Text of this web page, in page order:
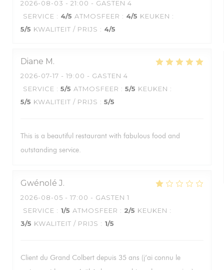
2026-08-03 - 21:00 - GASTEN 4
SERVICE : 4/5 ATMOSFEER : 4/5 KEUKEN :
5/5 KWALITEIT / PRIJS : 4/5
Diane M
2026-07-17 - 19:00 - GASTEN 4
SERVICE : 5/5 ATMOSFEER : 5/5 KEUKEN :
5/5 KWALITEIT / PRIJS : 5/5
This is a beautiful restaurant with fabulous food and
outstanding service.
Gwénolé J
2026-08-05 - 17:00 - GASTEN 1
SERVICE : 1/5 ATMOSFEER : 2/5 KEUKEN :
3/5 KWALITEIT / PRIJS : 1/5
Client du Grand Colbert depuis 35 ans (j’ai connu le